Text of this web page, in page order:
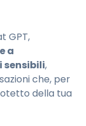
GPT,
a
,
che, per
della tua